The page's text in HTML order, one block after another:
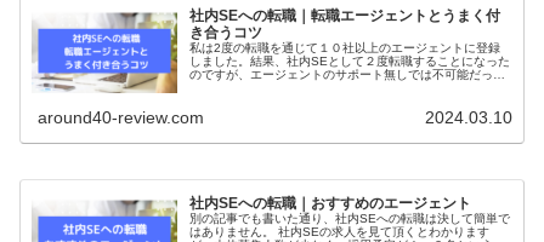
社内SEへの転職｜転職エージェントとうまく付
き合うコツ
私は2度の転職を通じて１０社以上のエージェントに登録
しました。結果、社内SEとして２度転職することになった
のですが、エージェントのサポート無しでは不可能だった
around40-review.com 2024.03.10
社内SEへの転職｜おすすめのエージェント
別の記事でも書いた通り、社内SEへの転職は決して簡単で
はありません。 社内SEの求人を見て頂くとわかります